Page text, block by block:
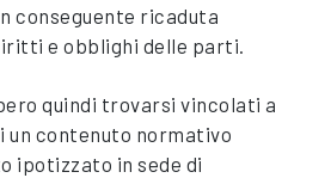
conseguente ricaduta
e obblighi delle parti.
quindi trovarsi vincolati a
un contenuto normativo
ipotizzato in sede di